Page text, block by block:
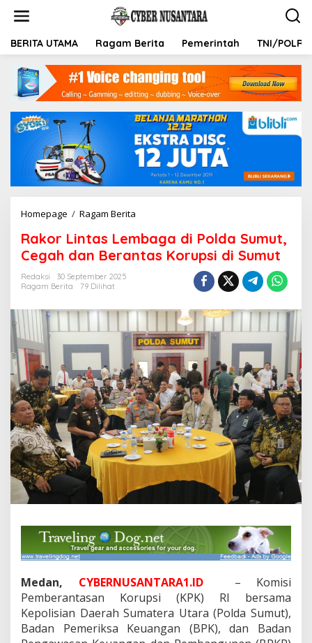
t
BERITA UTAMA Ragam Berita Pemerintah TNI/POLRI
Homepage / Ragam Berita
k
o
r
t
s
L
e
m
b
a
g
a
d
i
P
l
d
S
u
m
t
C
e
g
Rakor Lintas Lembaga di Polda Sumut,
Cegah dan Berantas Korupsi di Sumut
Redaksi
30 September 2025
Ragam Berita
79 Dilihat
Medan, CYBERNUSANTARA1.ID– Komisi
Pemberantasan Korupsi (KPK) RI bersama
Kepolisian Daerah Sumatera Utara (Polda Sumut),
Badan Pemeriksa Keuangan (BPK), dan Badan